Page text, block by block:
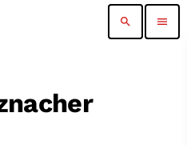
search menu